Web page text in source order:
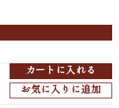
カートに入れる
お気に入りに追加